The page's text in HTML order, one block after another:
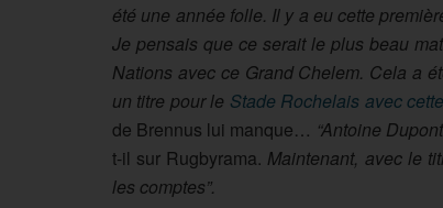
été une année folle. Il y a eu cette
Je pensais que ce serait le plus beau
Nations avec ce Grand Chelem. Cela a
un titre pour le Stade Rochelais avec
de Brennus lui manque… “Antoine
t-il sur Rugbyrama. Maintenant, avec le
les comptes”.